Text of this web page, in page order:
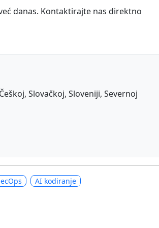
danas. Kontaktirajte nas direktno
Slovačkoj, Sloveniji, Severnoj
AI kodiranje